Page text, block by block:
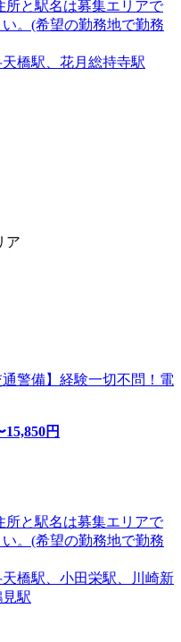
と駅名は募集エリアで
。(希望の勤務地で勤務
橋駅、花月総持寺駅
ア
警備】経験一切不問！電
15,850円
と駅名は募集エリアで
。(希望の勤務地で勤務
橋駅、小田栄駅、川崎新
駅